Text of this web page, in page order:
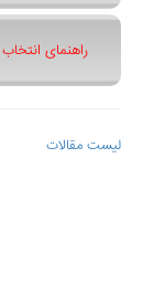
راهنمای
لیست مقالات